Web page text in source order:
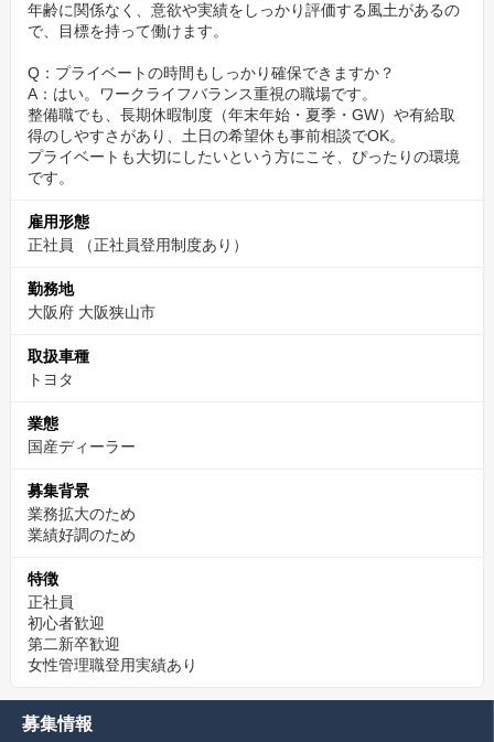
年齢に関係なく、意欲や実績をしっかり評価する風土があるの
で、目標を持って働けます。
Q：プライベートの時間もしっかり確保できますか？
A：はい。ワークライフバランス重視の職場です。
整備職でも、長期休暇制度（年末年始・夏季・GW）や有給取
得のしやすさがあり、土日の希望休も事前相談でOK。
プライベートも大切にしたいという方にこそ、ぴったりの環境
です。
雇用形態
正社員 （正社員登用制度あり）
勤務地
大阪府 大阪狭山市
取扱車種
トヨタ
業態
国産ディーラー
募集背景
業務拡大のため
業績好調のため
特徴
正社員
初心者歓迎
第二新卒歓迎
女性管理職登用実績あり
募集情報